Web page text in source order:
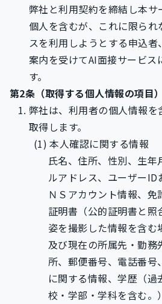
弊社と利用契約を締結し本サ
個人を含むが、これに限ら
スを利用しようとする申込
案内を受けてAI面接サービス
す。
第2条（取得する個人情報の項目）
弊社は、利用者の個人情報を
取得します。
本人確認に関する情報
氏名、住所、性別、生年
ルアドレス、ユーザーID
ＮＳアカウント情報、
証明書（公的証明書と
姿を撮影した情報を含
及び現在の所属先・勤
所、郵便番号、電話番号
に関する情報、学歴（過
校・学部・学科を含む。